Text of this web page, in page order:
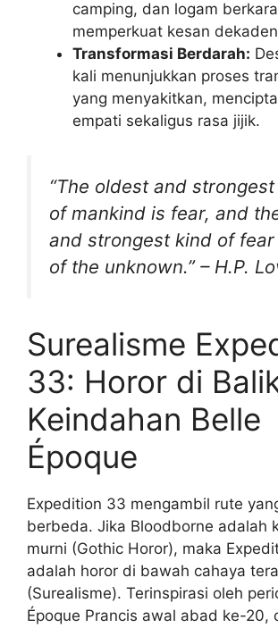
camping, dan logam
memperkuat kesan
Transformasi Berdarah:
kali menunjukkan proses
yang menyakitkan,
empati sekaligus rasa jijik.
“The oldest and
of mankind is fear, and
and strongest kind of
of the unknown.” – H.P.
Surealisme
33: Horor di
Keindahan Belle
Époque
Expedition 33 mengambil rute
berbeda. Jika Bloodborne adalah
murni (Gothic Horor), maka
adalah horor di bawah cahaya
(Surealisme). Terinspirasi oleh
Époque Prancis awal abad ke-20,